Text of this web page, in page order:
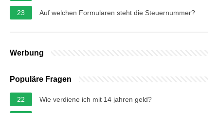
23 Auf welchen Formularen steht die Steuernummer?
Werbung
Populäre Fragen
22 Wie verdiene ich mit 14 jahren geld?